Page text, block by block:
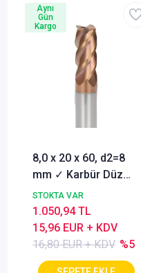
8,0 x 20 x 60, d2=8
mm ✓ Karbür Düz
Freze, Parmak freze
ucu Z=4,TiSiN
Kaplamalı
STOKTA VAR
16,80 EUR + KDV %5
15,96 EUR + KDV
1.050,94 TL
Aynı
Gün
Kargo